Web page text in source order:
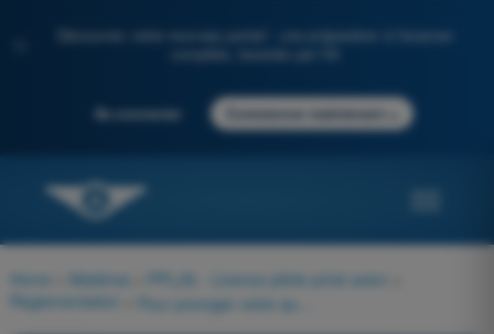
Découvrez notre nouveau portail : une préparation à l'examen
Se connecter Commencer maintenant
Home Matières PPL(A) - Licence pilote privé avion
Règlementation